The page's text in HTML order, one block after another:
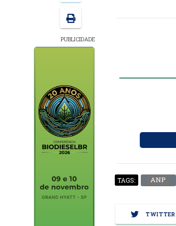
PUBLICIDADE
TAGS: ANP
TWITTER